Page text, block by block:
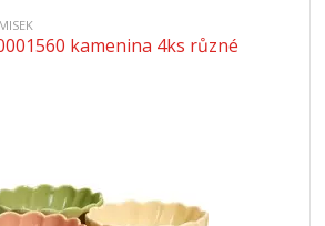
kamenina 4ks různé